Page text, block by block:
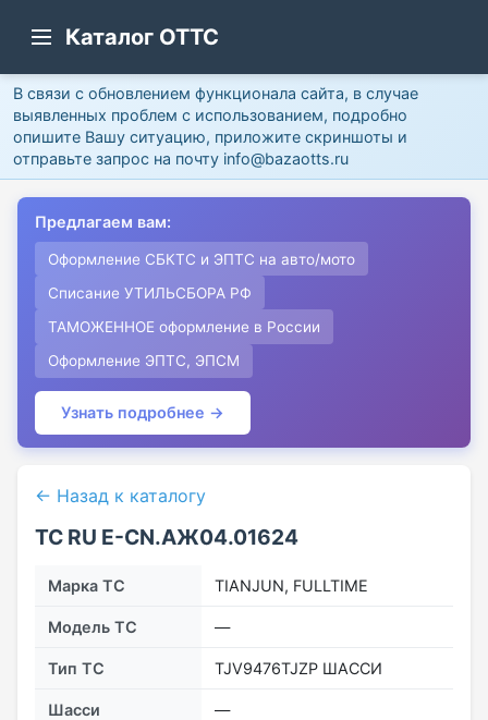
Каталог ОТТС
В связи с обновлением функционала сайта, в случае
выявленных проблем с использованием, подробно
опишите Вашу ситуацию, приложите скриншоты и
отправьте запрос на почту info@bazaotts.ru
Предлагаем вам:
Оформление СБКТС и ЭПТС на авто/мото
Списание УТИЛЬСБОРА РФ
ТАМОЖЕННОЕ оформление в России
Оформление ЭПТС, ЭПСМ
Узнать подробнее →
← Назад к каталогу
ТС RU Е-CN.АЖ04.01624
Марка ТС TIANJUN, FULLTIME
Модель ТС —
Тип ТС TJV9476TJZP ШАССИ
Шасси —